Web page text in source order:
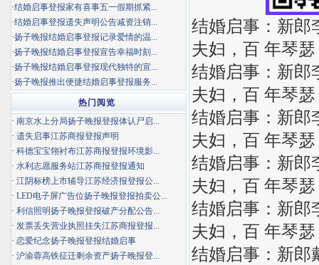
结婚启事：新郎
夫妇，百 年琴
结婚启事：新郎
夫妇，百 年琴
结婚启事：新郎
夫妇，百 年琴
结婚启事：新郎
夫妇，百 年琴
结婚启事：新郎
夫妇，百 年琴
结婚启事：新郎
·结婚启事登报家有喜事五一假期抓紧...
·结婚启事登报遗失声明公告减资注销...
·扬子晚报结婚启事登报记录爱情的温...
·扬子晚报结婚启事登报宣告幸福时刻...
·扬子晚报结婚启事登报现代独特的宣...
·扬子晚报推出便捷结婚启事登报服务...
热门阅览
· 南京水上分局扬子晚报登报体认尸启...
· 遗失启事江苏商报登报声明
· 科德宝宝翎衬布江苏商报登报环境影...
· 水利志愿服务站江苏商报登报通知
· 江阴标榜上市辅导江苏经济报登报公...
· LED电子屏广告位扬子晚报登报拍卖公...
· 利信照明扬子晚报登报破产分配公告...
· 发票丢失营业执照挂失江苏商报登报...
· 恋爱纪念扬子晚报登报结婚启事
· 沪渝蓉高铁征迁剩余资产扬子晚报登...